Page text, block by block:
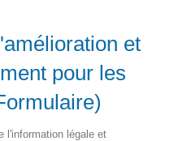
et
pour les
l'information légale et